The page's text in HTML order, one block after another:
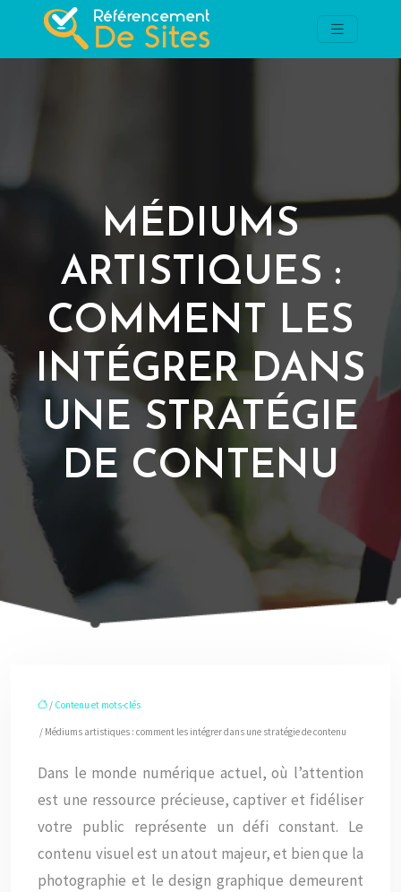
MÉDIUMS
ARTISTIQUES :
COMMENT LES
INTÉGRER DANS
UNE STRATÉGIE
DE CONTENU
/ Contenu et mots-clés
/ Médiums artistiques : comment les intégrer dans une stratégie de contenu
Dans le monde numérique actuel, où l’attention
est une ressource précieuse, captiver et fidéliser
votre public représente un défi constant. Le
contenu visuel est un atout majeur, et bien que la
photographie et le design graphique demeurent